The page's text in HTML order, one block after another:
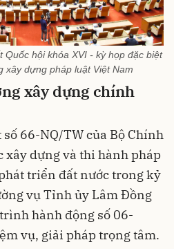
Quốc hội khóa XVI - kỳ họp đặc biệt
xây dựng pháp luật Việt Nam
xây dựng chính
66-NQ/TW của Bộ Chính
xây dựng và thi hành pháp
triển đất nước trong kỷ
vụ Tỉnh ủy Lâm Đồng
hành động số 06-
vụ, giải pháp trọng tâm.